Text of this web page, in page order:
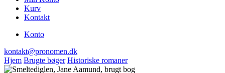
Kurv
Kontakt
Konto
kontakt@pronomen.dk
Hjem Brugte bøger Historiske romaner